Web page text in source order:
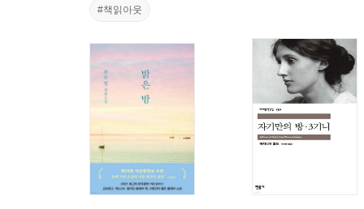
#책읽아웃